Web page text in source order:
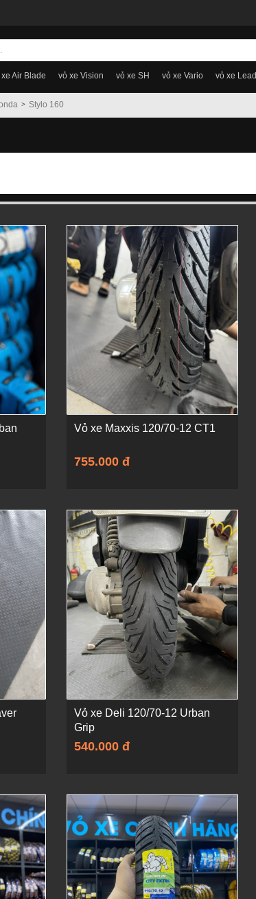
Air Blade vỏ xe Vision vỏ xe SH vỏ xe Vario vỏ xe Lead
Stylo 160
Vỏ xe Maxxis 120/70-12 CT1
755.000 đ
Vỏ xe Deli 120/70-12 Urban
Grip
540.000 đ